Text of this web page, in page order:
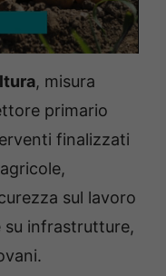
, misura
primario
finalizzati
sul lavoro
su infrastrutture,